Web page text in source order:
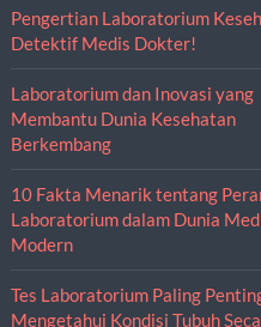
Pengertian Laboratorium
Detektif Medis Dokter!
Laboratorium dan Inovasi yang
Membantu Dunia Kesehatan
Berkembang
10 Fakta Menarik tentang
Laboratorium dalam Dunia
Modern
Tes Laboratorium Paling
Mengetahui Kondisi Tubuh